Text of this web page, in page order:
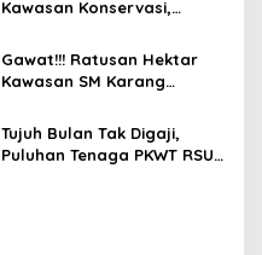
Kawasan Konservasi,
Gawat!!! Ratusan Hektar
Kawasan SM Karang
Laut Disulap Jadi Kebun
Sawit
Tujuh Bulan Tak Digaji,
Puluhan Tenaga PKWT RSU